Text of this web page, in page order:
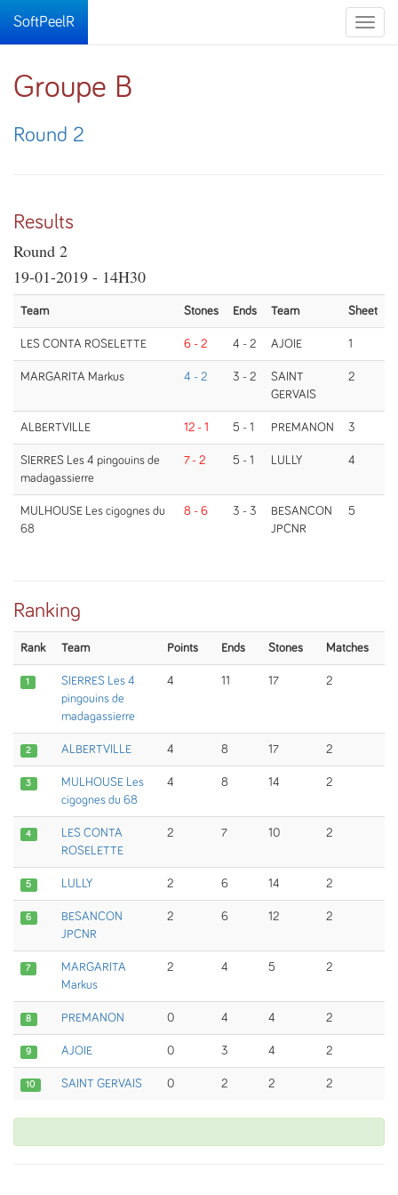
Toggle
SoftPeelR
Groupe B
Round 2
Results
Round 2
19-01-2019 - 14H30
Team Stones Ends Team Sheet
LES CONTA ROSELETTE 6 - 2 4 - 2 AJOIE 1
MARGARITA Markus 4 - 2 3 - 2
SAINT
GERVAIS
2
ALBERTVILLE 12 - 1 5 - 1 PREMANON 3
SIERRES Les 4 pingouins de
madagassierre
7 - 2 5 - 1 LULLY 4
MULHOUSE Les cigognes du
68
8 - 6 3 - 3
BESANCON
JPCNR
5
Ranking
Rank Team Points Ends Stones Matches
1
SIERRES Les 4
pingouins de
madagassierre
4 11 17 2
2 ALBERTVILLE 4 8 17 2
3
MULHOUSE Les
cigognes du 68
4 8 14 2
4
LES CONTA
ROSELETTE
2 7 10 2
5 LULLY 2 6 14 2
6
BESANCON
JPCNR
2 6 12 2
7
MARGARITA
Markus
2 4 5 2
8 PREMANON 0 4 4 2
9 AJOIE 0 3 4 2
10 SAINT GERVAIS 0 2 2 2